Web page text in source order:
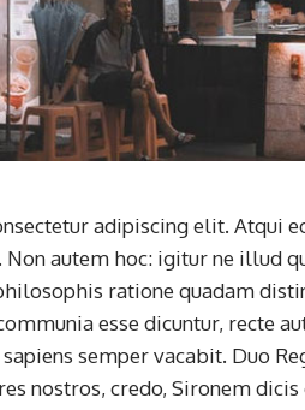
adipiscing elit. Atqui
autem hoc: igitur ne illud
ratione quadam
esse dicuntur, recte
semper vacabit. Duo
nostros, credo, Sironem